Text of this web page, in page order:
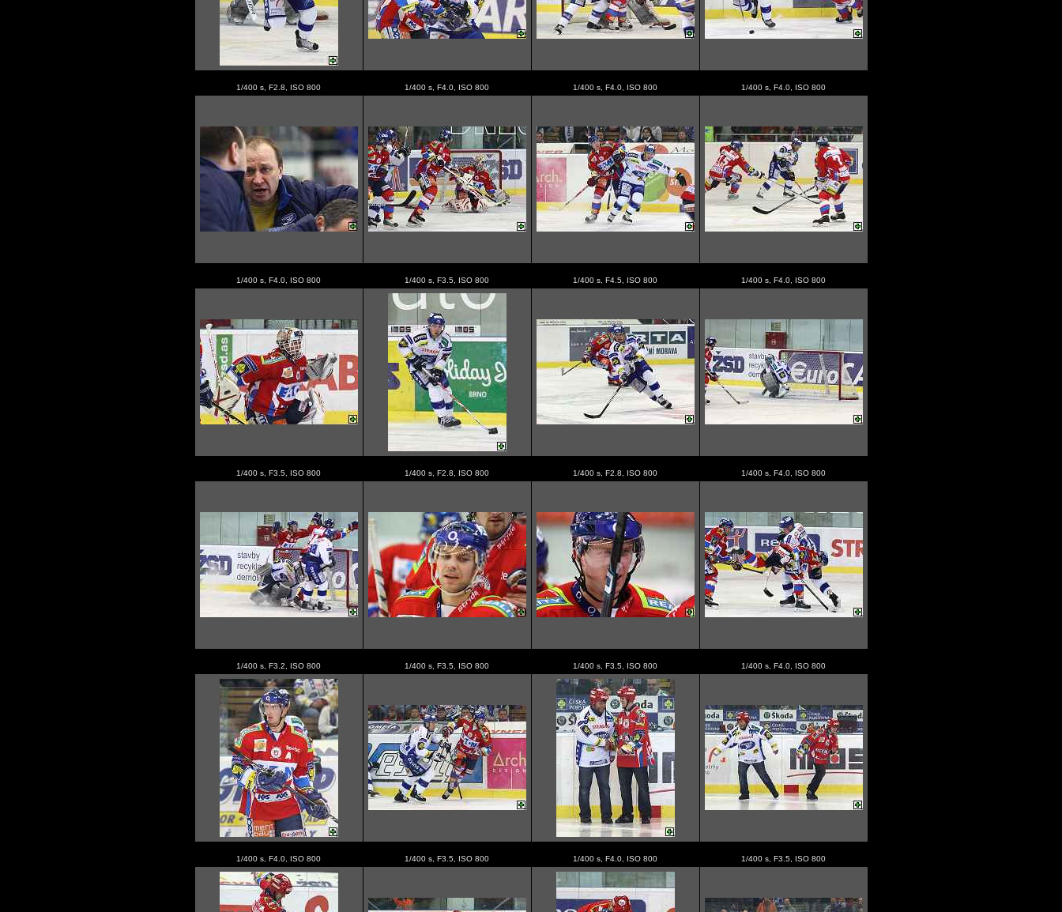
1/400 s, F2.8, ISO 800 1/400 s, F4.0, ISO 800 1/400 s, F4.0, ISO 800 1/400 s, F4.0, ISO 800
1/400 s, F4.0, ISO 800 1/400 s, F3.5, ISO 800 1/400 s, F4.5, ISO 800 1/400 s, F4.0, ISO 800
1/400 s, F3.5, ISO 800 1/400 s, F2.8, ISO 800 1/400 s, F2.8, ISO 800 1/400 s, F4.0, ISO 800
1/400 s, F3.2, ISO 800 1/400 s, F3.5, ISO 800 1/400 s, F3.5, ISO 800 1/400 s, F4.0, ISO 800
1/400 s, F4.0, ISO 800 1/400 s, F3.5, ISO 800 1/400 s, F4.0, ISO 800 1/400 s, F3.5, ISO 800